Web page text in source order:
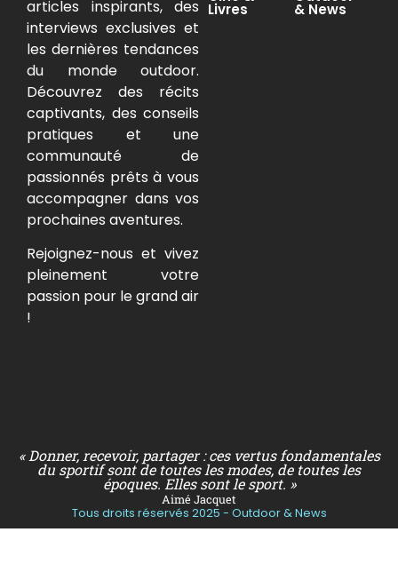
articles inspirants, des
interviews exclusives et
les dernières tendances
du monde outdoor.
Découvrez des récits
captivants, des conseils
pratiques et une
communauté de
passionnés prêts à vous
accompagner dans vos
prochaines aventures.
Rejoignez-nous et vivez
pleinement votre
passion pour le grand air
!
Livres & News
« Donner, recevoir, partager : ces vertus fondamentales
du sportif sont de toutes les modes, de toutes les
époques. Elles sont le sport. »
Aimé Jacquet
Tous droits réservés 2025 - Outdoor & News